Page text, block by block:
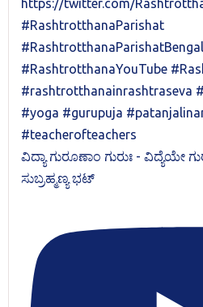
ವಿದ್ಯಾ ಗುರೂಣಾಂ ಗುರುಃ - ವಿದ್ಯೆಯೇ
ಸುಬ್ರಹ್ಮಣ್ಯ ಭಟ್